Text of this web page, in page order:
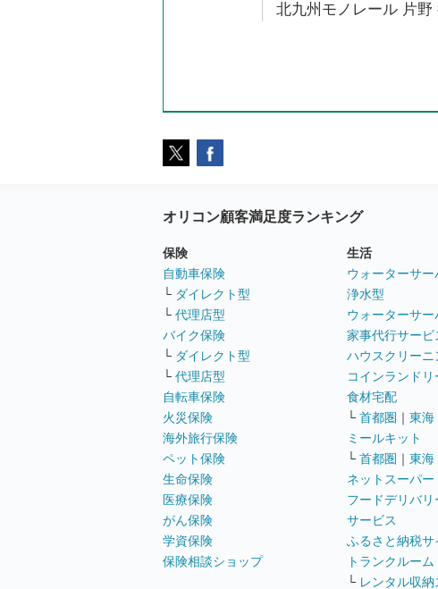
北九州モノレール 片野
オリコン顧客満足度ランキング
保険
自動車保険
└ ダイレクト型
└ 代理店型
バイク保険
└ ダイレクト型
└ 代理店型
自転車保険
火災保険
海外旅行保険
ペット保険
生命保険
医療保険
がん保険
学資保険
保険相談ショップ
生活
ウォーターサー
浄水型
ウォーターサー
家事代行サービ
ハウスクリーニ
コインランドリ
食材宅配
└ 首都圏 ｜ 東海
ミールキット
└ 首都圏 ｜ 東海
ネットスーパー
フードデリバリ
サービス
ふるさと納税サ
トランクルーム
└ レンタル収納